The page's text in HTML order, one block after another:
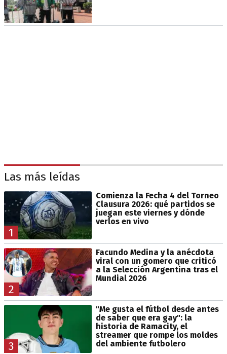
Las más leídas
1
Comienza la Fecha 4 del Torneo
Clausura 2026: qué partidos se
juegan este viernes y dónde
verlos en vivo
2
Facundo Medina y la anécdota
viral con un gomero que criticó
a la Selección Argentina tras el
Mundial 2026
3
"Me gusta el fútbol desde antes
de saber que era gay": la
historia de Ramacity, el
streamer que rompe los moldes
del ambiente futbolero